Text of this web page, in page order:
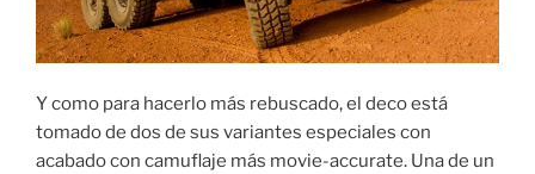
Y como para hacerlo más rebuscado, el deco está
tomado de dos de sus variantes especiales con
acabado con camuflaje más movie-accurate. Una de un